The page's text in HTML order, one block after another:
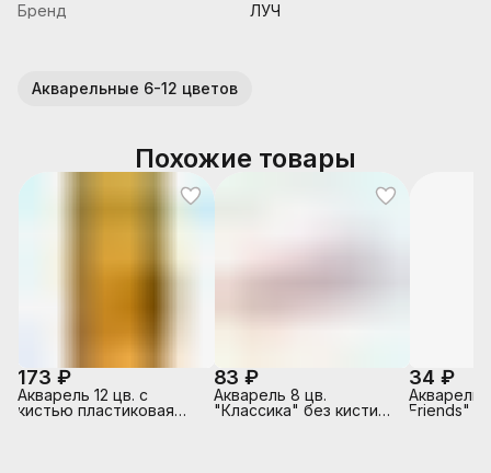
Бренд
ЛУЧ
Акварельные 6-12 цветов
Похожие товары
173 ₽
Акварель 12 цв. с
кистью пластиковая
83 ₽
Акварель 8 цв.
"Классика" без кисти
34 ₽
Акварель
Friends" 6